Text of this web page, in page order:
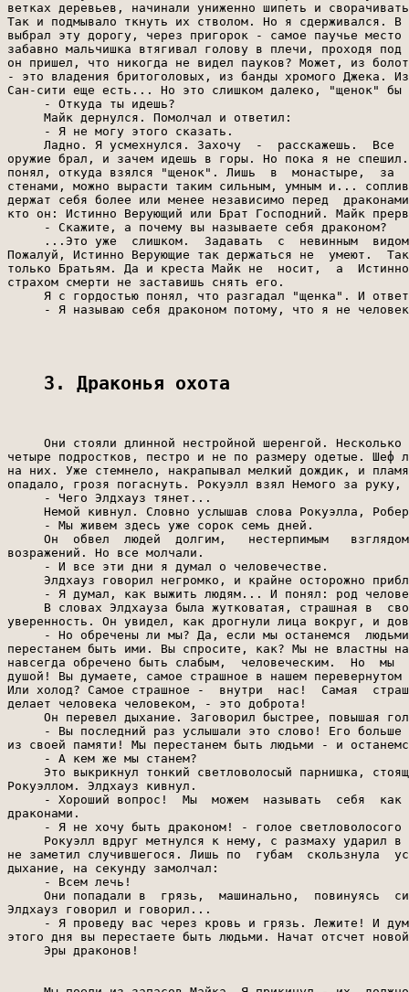
ветках деревьев, начинали униженно шипеть и
Так и подмывало ткнуть их стволом. Но я сдерживался.
выбрал эту дорогу, через пригорок - самое паучье
забавно мальчишка втягивал голову в плечи, проходя
он пришел, что никогда не видел пауков? Может, из
- это владения бритоголовых, из банды хромого Джека.
Сан-сити еще есть... Но это слишком далеко, "щенок" бы
     - Откуда ты идешь?
     Майк дернулся. Помолчал и ответил:
     - Я не могу этого сказать.
Ладно. Я усмехнулся. Захочу  -  расскажешь.  Все
оружие брал, и зачем идешь в горы. Но пока я не
понял, откуда взялся "щенок". Лишь  в  монастыре,  за
стенами, можно вырасти таким сильным, умным и...
держат себя более или менее независимо перед
кто он: Истинно Верующий или Брат Господний. Майк
     - Скажите, а почему вы называете себя драконом?
...Это уже  слишком.  Задавать  с  невинным
Пожалуй, Истинно Верующие так держаться не  умеют.
только Братьям. Да и креста Майк не  носит,  а
страхом смерти не заставишь снять его.
Я с гордостью понял, что разгадал "щенка". И
- Я называю себя драконом потому, что я не
3. Драконья охота